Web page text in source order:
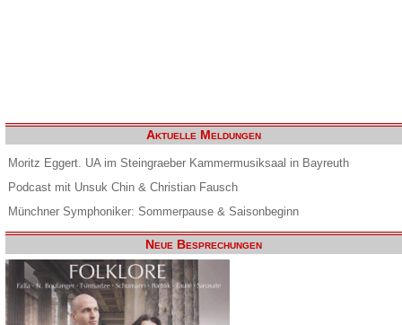
Aktuelle Meldungen
Moritz Eggert. UA im Steingraeber Kammermusiksaal in Bayreuth
Podcast mit Unsuk Chin & Christian Fausch
Münchner Symphoniker: Sommerpause & Saisonbeginn
Neue Besprechungen